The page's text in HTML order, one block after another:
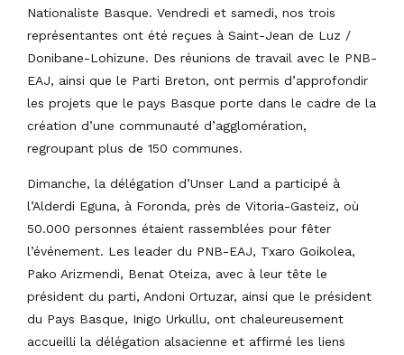
Nationaliste Basque. Vendredi et samedi, nos trois
représentantes ont été reçues à Saint-Jean de Luz /
Donibane-Lohizune. Des réunions de travail avec le PNB-
EAJ, ainsi que le Parti Breton, ont permis d’approfondir
les projets que le pays Basque porte dans le cadre de la
création d’une communauté d’agglomération,
regroupant plus de 150 communes.
Dimanche, la délégation d’Unser Land a participé à
l’Alderdi Eguna, à Foronda, près de Vitoria-Gasteiz, où
50.000 personnes étaient rassemblées pour fêter
l’événement. Les leader du PNB-EAJ, Txaro Goikolea,
Pako Arizmendi, Benat Oteiza, avec à leur tête le
président du parti, Andoni Ortuzar, ainsi que le président
du Pays Basque, Inigo Urkullu, ont chaleureusement
accueilli la délégation alsacienne et affirmé les liens